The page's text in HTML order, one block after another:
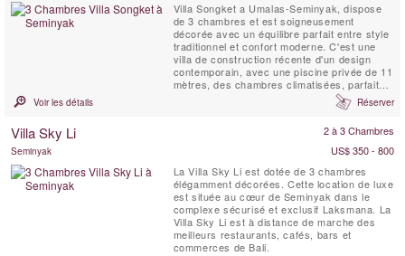
Villa Songket a Umalas-Seminyak, dispose
de 3 chambres et est soigneusement
décorée avec un équilibre parfait entre style
traditionnel et confort moderne. C'est une
villa de construction récente d'un design
contemporain, avec une piscine privée de 11
mètres, des chambres climatisées, parfaite
Voir les détails Réserver
Villa Sky Li 2 à 3 Chambres
Seminyak
US$ 350 - 800
La Villa Sky Li est dotée de 3 chambres
élégamment décorées. Cette location de luxe
est située au cœur de Seminyak dans le
complexe sécurisé et exclusif Laksmana. La
Villa Sky Li est à distance de marche des
meilleurs restaurants, cafés, bars et
commerces de Bali.